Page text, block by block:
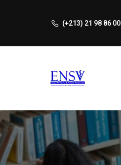
(+213) 21 98 86 00